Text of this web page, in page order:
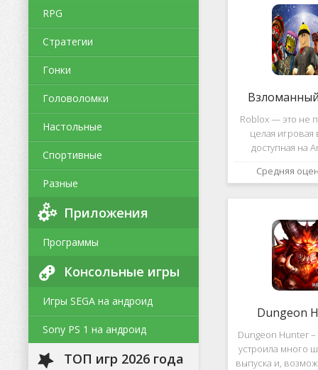
RPG
Стратегии
Гонки
Головоломки
Настольные
Спортивные
Разные
Приложения
Программы
Консольные игры
Игры SEGA на андроид
Sony PS 1 на андроид
ТОП игр 2026 года
Roblox — это не
целая игровая
доступная на
уникальная
позволяет не
и сценарии,
Средняя
Dungeon
Dungeon Hunter –
устроила много
выпуска и,